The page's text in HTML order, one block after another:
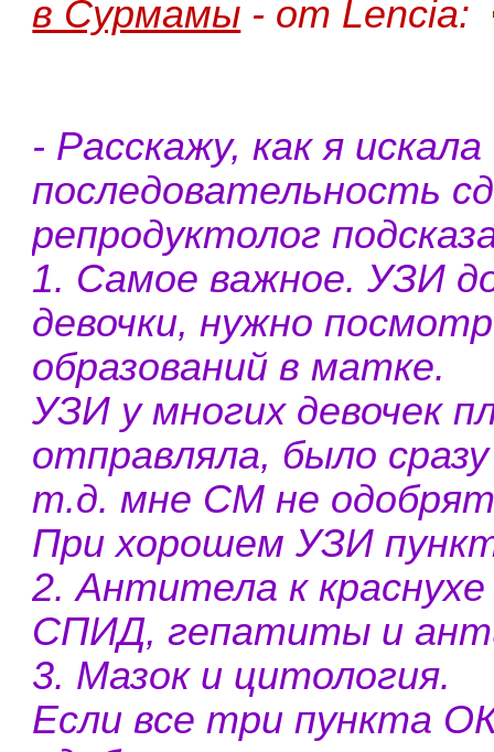
в Сурмамы - от Lencia:
- Расскажу, как я
последовательность
репродуктолог
1. Самое важное. УЗИ
девочки, нужно
образований в матке.
УЗИ у многих девочек
отправляла, было
т.д. мне СМ не
При хорошем УЗИ
2. Антитела к
СПИД, гепатиты и
3. Мазок и цитология.
Если все три пункта